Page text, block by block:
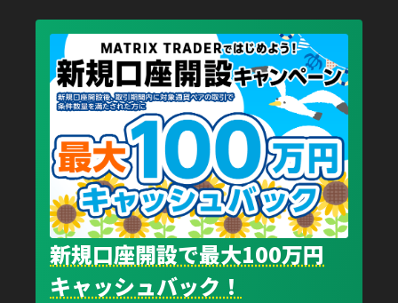
新規口座開設で最大100万円
キャッシュバック！